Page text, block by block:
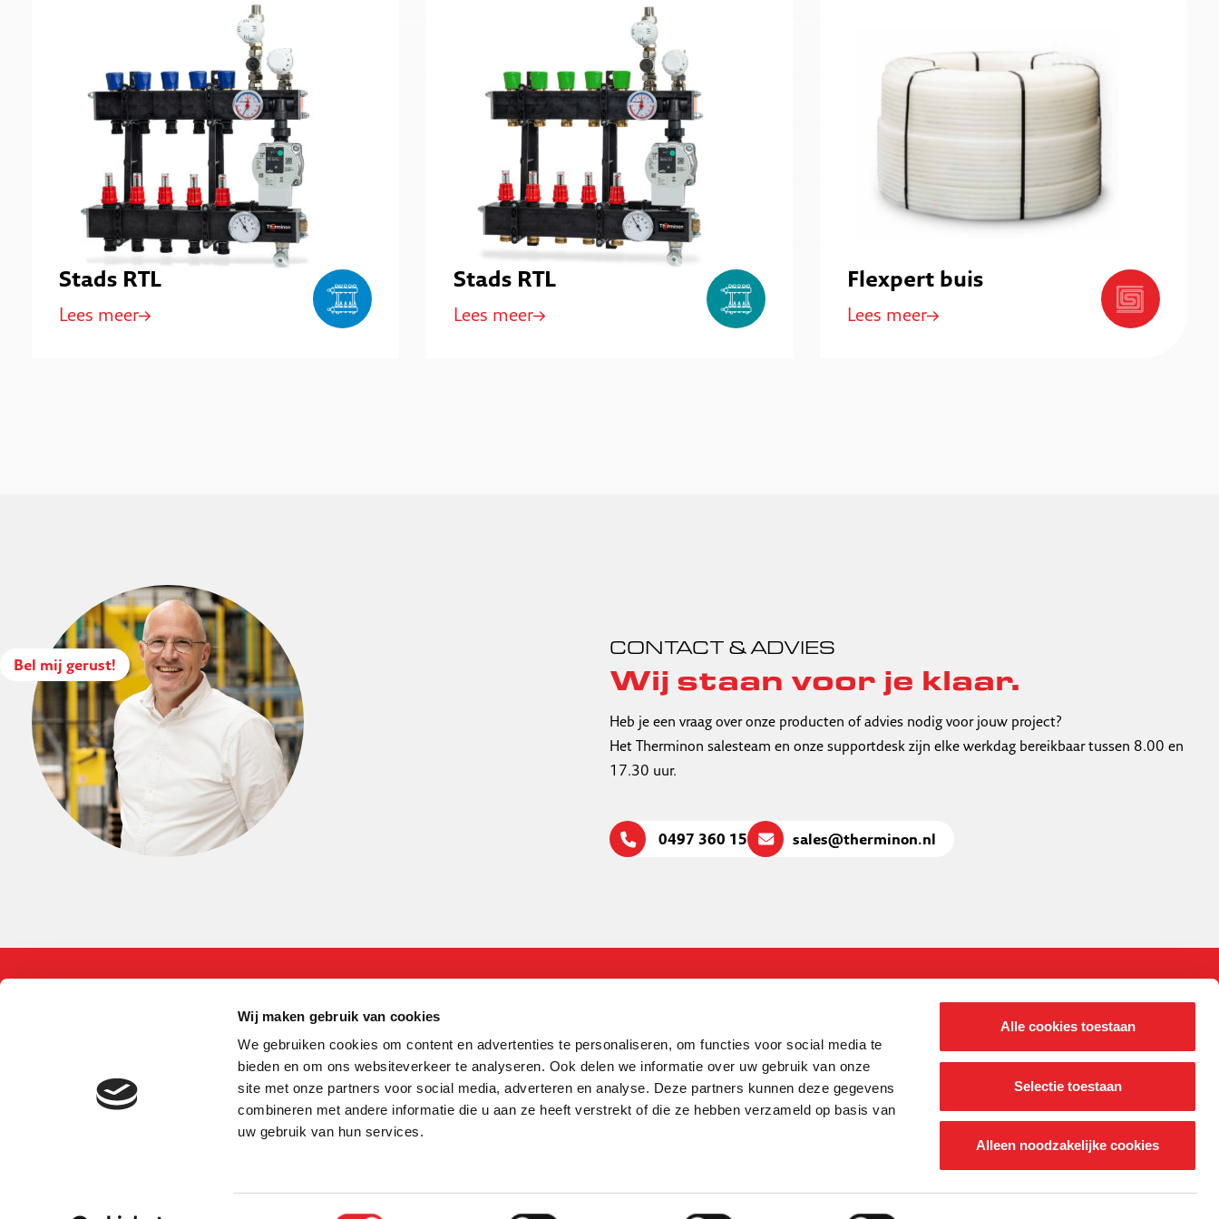
Wij maken gebruik van cookies
We gebruiken cookies om content en advertenties te personaliseren, om functies voor social media te
bieden en om ons websiteverkeer te analyseren. Ook delen we informatie over uw gebruik van onze
site met onze partners voor social media, adverteren en analyse. Deze partners kunnen deze gegevens
combineren met andere informatie die u aan ze heeft verstrekt of die ze hebben verzameld op basis van
uw gebruik van hun services.
Alle cookies toestaan
Selectie toestaan
Alleen noodzakelijke cookies
Stads RTL
Lees meer
Stads RTL
Lees meer
Flexpert buis
Lees meer
Bel mij gerust!
CONTACT & ADVIES
Wij staan voor je klaar.
Heb je een vraag over onze producten of advies nodig voor jouw project?
Het Therminon salesteam en onze supportdesk zijn elke werkdag bereikbaar tussen 8.00 en
17.30 uur.
0497 360 159 sales@therminon.nl
Therminon B.V.
Hallenstraat 9 5531AB, Bladel
0497 360 159
Informatie
Downloads
Producten
Verdelers
Zoneregeling
Montagesystemen en isolatie
Overige producten